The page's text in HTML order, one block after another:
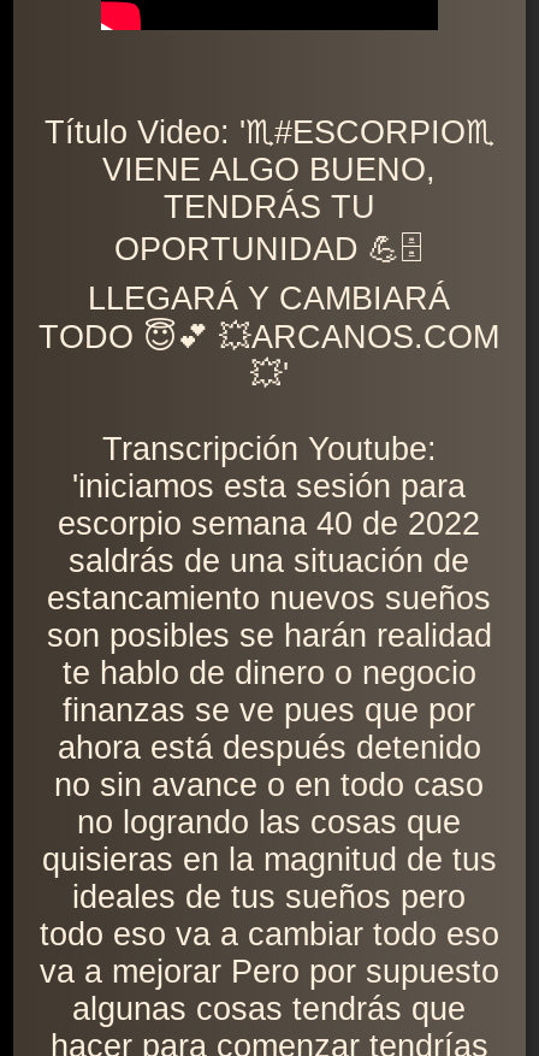
Título Video: '♏️#ESCORPIO♏️
VIENE ALGO BUENO,
TENDRÁS TU
OPORTUNIDAD 💪🗄
LLEGARÁ Y CAMBIARÁ
TODO 😇💕 💥ARCANOS.COM
💥'
Transcripción Youtube:
'iniciamos esta sesión para
escorpio semana 40 de 2022
saldrás de una situación de
estancamiento nuevos sueños
son posibles se harán realidad
te hablo de dinero o negocio
finanzas se ve pues que por
ahora está después detenido
no sin avance o en todo caso
no logrando las cosas que
quisieras en la magnitud de tus
ideales de tus sueños pero
todo eso va a cambiar todo eso
va a mejorar Pero por supuesto
algunas cosas tendrás que
hacer para comenzar tendrías